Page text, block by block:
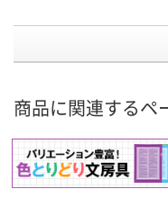
商品に関連するペ